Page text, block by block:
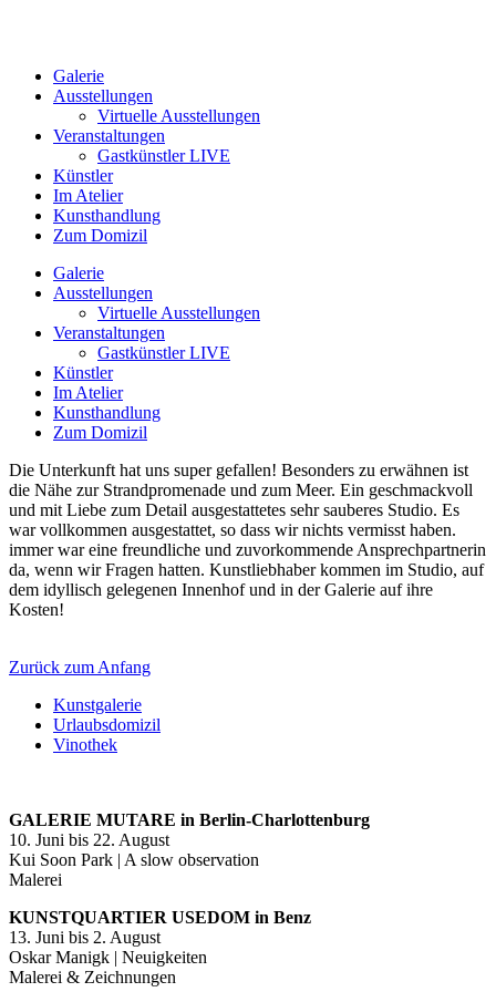
Galerie
Ausstellungen
Virtuelle Ausstellungen
Veranstaltungen
Gastkünstler LIVE
Künstler
Im Atelier
Kunsthandlung
Zum Domizil
Galerie
Ausstellungen
Virtuelle Ausstellungen
Veranstaltungen
Gastkünstler LIVE
Künstler
Im Atelier
Kunsthandlung
Zum Domizil
Die Unterkunft hat uns super gefallen! Besonders zu erwähnen ist
die Nähe zur Strandpromenade und zum Meer. Ein geschmackvoll
und mit Liebe zum Detail ausgestattetes sehr sauberes Studio. Es
war vollkommen ausgestattet, so dass wir nichts vermisst haben.
immer war eine freundliche und zuvorkommende Ansprechpartnerin
da, wenn wir Fragen hatten. Kunstliebhaber kommen im Studio, auf
dem idyllisch gelegenen Innenhof und in der Galerie auf ihre
Kosten!
Zurück zum Anfang
Kunstgalerie
Urlaubsdomizil
Vinothek
GALERIE MUTARE in Berlin-Charlottenburg
10. Juni bis 22. August
Kui Soon Park | A slow observation
Malerei
KUNSTQUARTIER USEDOM in Benz
13. Juni bis 2. August
Oskar Manigk | Neuigkeiten
Malerei & Zeichnungen